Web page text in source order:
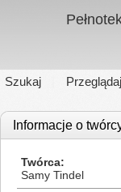
Szukaj Przeglądaj
Informacje o
Twórca
Samy Tindel